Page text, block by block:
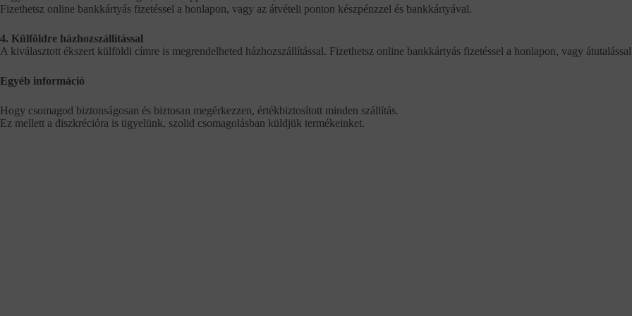
Fizethetsz online bankkártyás fizetéssel a honlapon, vagy az átvételi ponton készpénzzel és bankkártyával.
4. Külföldre házhozszállítással
A kiválasztott ékszert külföldi címre is megrendelheted házhozszállítással. Fizethetsz online bankkártyás fizetéssel a honlapon, vagy
Egyéb információ
Hogy csomagod biztonságosan és biztosan megérkezzen, értékbiztosított minden szállítás.
Ez mellett a diszkrécióra is ügyelünk, szolid csomagolásban küldjük termékeinket.